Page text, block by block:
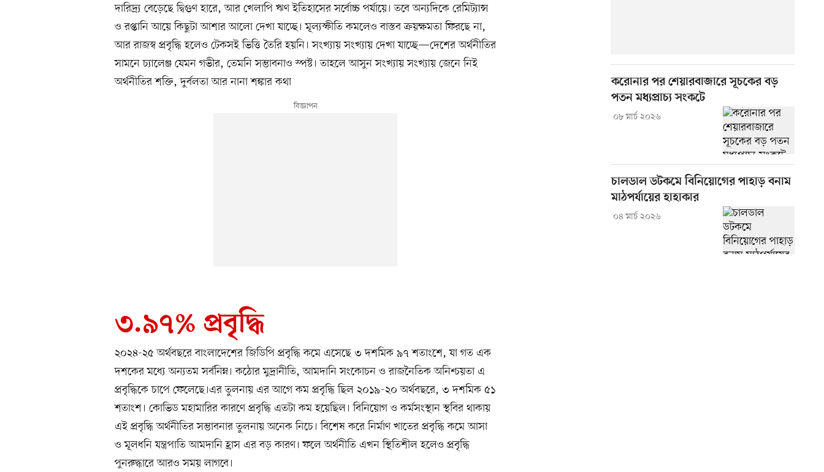
দারিদ্র্য বেড়েছে দ্বিগুণ হারে, আর খেলাপি ঋণ ইতিহাসের সর্বোচ্চ পর্যায়ে। তবে অন্যদিকে রেমিট্যান্স
ও রপ্তানি আয়ে কিছুটা আশার আলো দেখা যাচ্ছে। মূল্যস্ফীতি কমলেও বাস্তব ক্রয়ক্ষমতা ফিরছে না,
আর রাজস্ব প্রবৃদ্ধি হলেও টেকসই ভিত্তি তৈরি হয়নি। সংখ্যায় সংখ্যায় দেখা যাচ্ছে—দেশের অর্থনীতির
সামনে চ্যালেঞ্জ যেমন গভীর, তেমনি সম্ভাবনাও স্পষ্ট। তাহলে আসুন সংখ্যায় সংখ্যায় জেনে নিই
অর্থনীতির শক্তি, দুর্বলতা আর নানা শঙ্কার কথা
৩.৯৭% প্রবৃদ্ধি
২০২৪-২৫ অর্থবছরে বাংলাদেশের জিডিপি প্রবৃদ্ধি কমে এসেছে ৩ দশমিক ৯৭ শতাংশে, যা গত এক
দশকের মধ্যে অন্যতম সর্বনিম্ন। কঠোর মুদ্রানীতি, আমদানি সংকোচন ও রাজনৈতিক অনিশ্চয়তা এ
প্রবৃদ্ধিকে চাপে ফেলেছে।এর তুলনায় এর আগে কম প্রবৃদ্ধি ছিল ২০১৯-২০ অর্থবছরে, ৩ দশমিক ৫১
শতাংশ। কোভিড মহামারির কারণে প্রবৃদ্ধি এতটা কম হয়েছিল। বিনিয়োগ ও কর্মসংস্থান স্থবির থাকায়
এই প্রবৃদ্ধি অর্থনীতির সম্ভাবনার তুলনায় অনেক নিচে। বিশেষ করে নির্মাণ খাতের প্রবৃদ্ধি কমে আসা
ও মূলধনি যন্ত্রপাতি আমদানি হ্রাস এর বড় কারণ। ফলে অর্থনীতি এখন স্থিতিশীল হলেও প্রবৃদ্ধি
পুনরুদ্ধারে আরও সময় লাগবে।
করোনার পর শেয়ারবাজারে সূচকের বড়
পতন মধ্যপ্রাচ্য সংকটে
০৮ মার্চ ২০২৬
চালডাল ডটকমে বিনিয়োগের পাহাড় বনাম
মাঠপর্যায়ের হাহাকার
০৪ মার্চ ২০২৬